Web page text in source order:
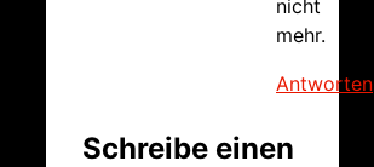
nicht
mehr.
Antworten
Schreibe einen